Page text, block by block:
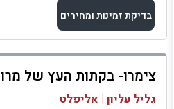
בדיקת זמינות ומחירים
למתחם זה
בדיקת זמינות ומחירים
צימרו- בקתות העץ של מרו
גליל עליון | אליפלט